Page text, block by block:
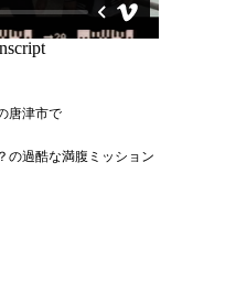
唐津市で
の過酷な満腹ミッション